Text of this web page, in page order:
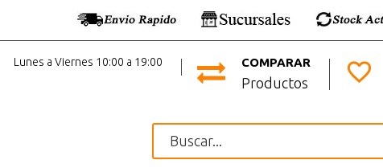
COMPARAR
Productos
Lunes a Viernes 10:00 a 19:00